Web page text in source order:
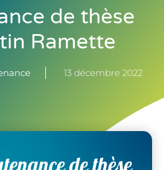
de thèse
Ramette
13 décembre 2022